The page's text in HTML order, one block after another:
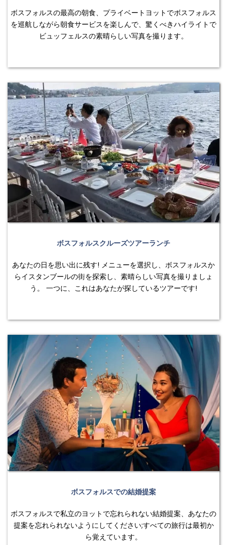
ボスフォルスの最高の朝食、プライベートヨットでボスフォルス
を巡航しながら朝食サービスを楽しんで、驚くべきハイライトで
ビュッフェルスの素晴らしい写真を撮ります。
ボスフォルスクルーズツアーランチ
あなたの日を思い出に残す! メニューを選択し、ボスフォルスか
らイスタンブールの街を探索し、素晴らしい写真を撮りましょ
う。 一つに、これはあなたが探しているツアーです!
ボスフォルスでの結婚提案
ボスフォルスで私立のヨットで忘れられない結婚提案、あなたの
提案を忘れられないようにしてください;すべての旅行は最初か
ら覚えています。